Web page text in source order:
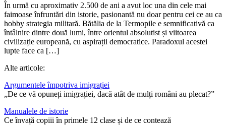
În urmă cu aproximativ 2.500 de ani a avut loc una din cele mai
faimoase înfruntări din istorie, pasionantă nu doar pentru cei ce au ca
hobby strategia militară. Bătălia de la Termopile e semnificativă ca
întâlnire dintre două lumi, între orientul absolutist și viitoarea
civilizație europeană, cu aspirații democratice. Paradoxul acestei
lupte face ca […]
Alte articole:
Argumentele împotriva imigrației
„De ce vă opuneți imigrației, dacă atât de mulți români au plecat?”
Manualele de istorie
Ce învață copiii în primele 12 clase și de ce contează